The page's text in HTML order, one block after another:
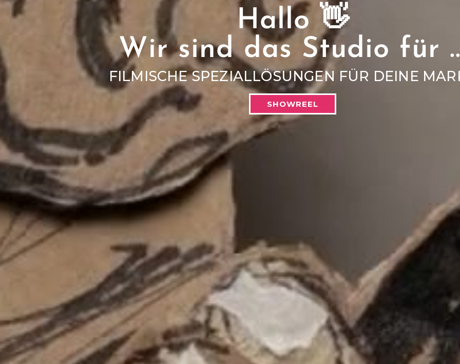
Hallo 👋
Wir sind das Studio für
FILMISCHE SPEZIALLÖSUNGEN FÜR DEINE
SHOWREEL